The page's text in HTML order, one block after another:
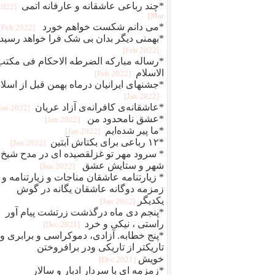
*چند رباعی عاشقانه و عارفانه اتمی
Mar]
*می دانم شکست خواهم خورد [2022 Feb]
*بهمنی دیگر بدان بی شک فرا خواهد رسید
[2022 Feb]
*رساله مبارکه الضرطه الاحکام فی
الاسلام
[2022 Feb]
*جشنهای ایرانیان درماه بهمن قبل از
[2022 Jan]
*عاشقانه‌ی کافرانه‌ی آزاد عریان [2022 Jan]
*عشق نامحدود من [2022 Jan]
*ما پیر شده‌ایم [2022 Jan]
*۱۲ رباعی برای بکتاش آبتین [2022 Jan]
* سرود مهر تو غزلقصیده ای در مدح شیخ
شهر و ستایش عشق
[2022 Jan]
* زیارتنامه عاشقان مناجات و زیارتنامه و
زمزمه دوگانه عاشقان یگانه در گوش
یکدیگر
[2022 Jan]
*پنجم دی ماه درگذشت زرتشت پیام آور
راستی ، نیکی و خرد
[2021 Dec]
*پنج خطابه. آزادی، دموکراسی و برابری و
تاریکتر از تاریکی ودر برافروختن
خویش [2021 Dec]
*زمزمه ای با سردار ادبار و سالار